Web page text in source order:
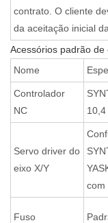
contrato. O cliente
da aceitação inicial
Acessórios padrão de
Nome
Controlador
NC
Servo driver do
eixo X/Y
com
Fuso